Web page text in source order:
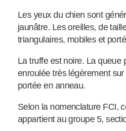
Les yeux du chien sont
jaunâtre. Les oreilles, de
triangulaires, mobiles et
La truffe est noire. La queue
enroulée très légèrement
portée en anneau.
Selon la nomenclature FCI,
appartient au groupe 5,